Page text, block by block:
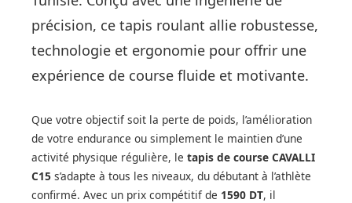
précision, ce tapis roulant allie robustesse,
technologie et ergonomie pour offrir une
expérience de course fluide et motivante.
Que votre objectif soit la perte de poids, l’amélioration
de votre endurance ou simplement le maintien d’une
activité physique régulière, le tapis de course CAVALLI
C15 s’adapte à tous les niveaux, du débutant à l’athlète
confirmé. Avec un prix compétitif de 1590 DT, il